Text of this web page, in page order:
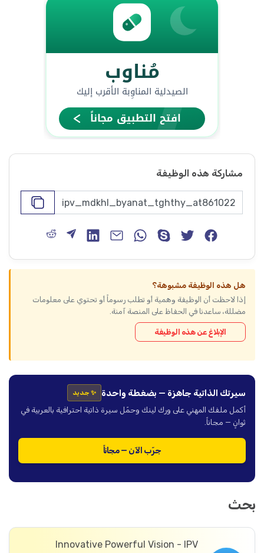
مشاركة هذه الوظيفة
هل هذه الوظيفة مشبوهة؟
إذا لاحظت أن الوظيفة وهمية أو تطلب رسوماً أو تحتوي على معلومات
مضللة، ساعدنا في الحفاظ على المنصة آمنة.
الإبلاغ عن هذه الوظيفة
سيرتك الذاتية جاهزة — بضغطة واحدة ✨ جديد
أكمل ملفك المهني على ورك لينك وحمّل سيرة ذاتية احترافية بالعربية في
ثوانٍ — مجاناً.
جرّب الآن — مجاناً
بحث
Innovative Powerful Vision - IPV